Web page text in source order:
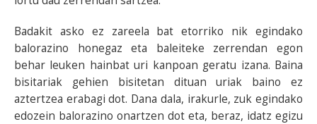
Badakit asko ez zareela bat etorriko nik egindako
balorazino honegaz eta baleiteke zerrendan egon
behar leuken hainbat uri kanpoan geratu izana. Baina
bisitariak gehien bisitetan dituan uriak baino ez
aztertzea erabagi dot. Dana dala, irakurle, zuk egindako
edozein balorazino onartzen dot eta, beraz, idatz egizu